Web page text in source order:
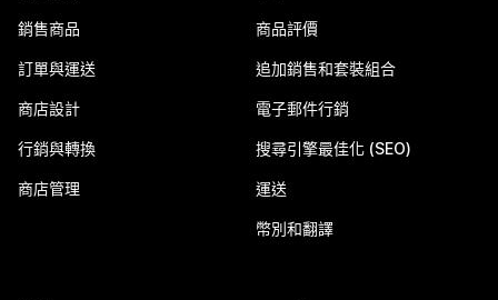
銷售商品
訂單與運送
商店設計
行銷與轉換
商店管理
商品評價
追加銷售和套裝組合
電子郵件行銷
搜尋引擎最佳化 (SEO)
運送
幣別和翻譯